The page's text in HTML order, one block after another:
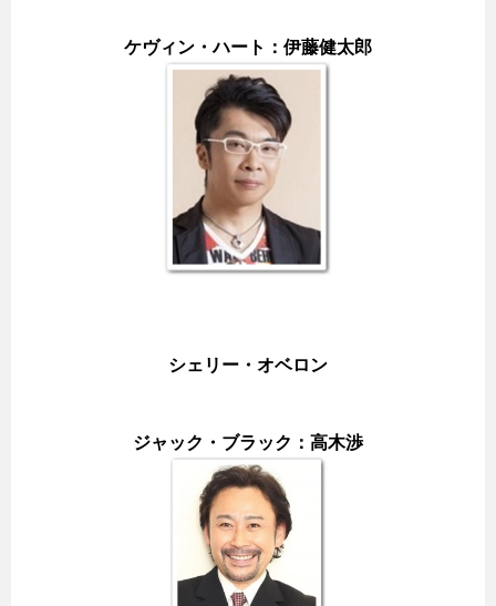
ケヴィン・ハート：伊藤健太郎
シェリー・オベロン
ジャック・ブラック：高木渉